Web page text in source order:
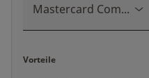
Mastercard Commercial Gold
Vorteile